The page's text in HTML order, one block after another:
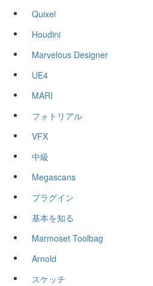
Quixel
Houdini
Marvelous Designer
UE4
MARI
フォトリアル
VFX
中級
Megascans
プラグイン
基本を知る
Marmoset Toolbag
Arnold
スケッチ